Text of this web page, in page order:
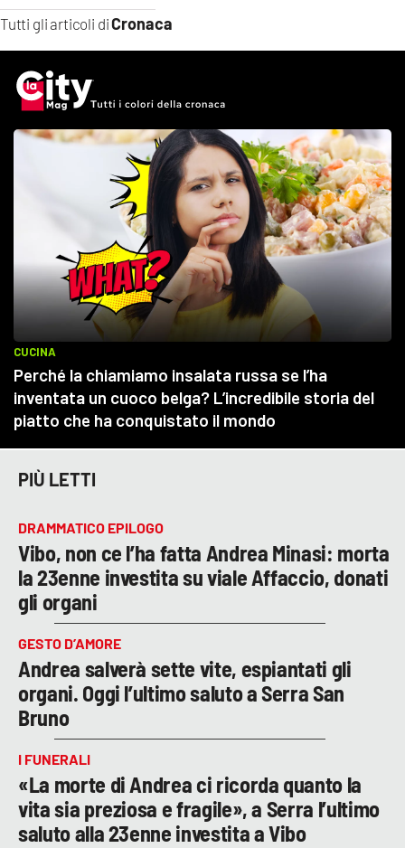
APPLE
Tutti gli articoli diCronaca
PIÙ LETTI
DRAMMATICO EPILOGO
Vibo, non ce l’ha fatta Andrea Minasi: morta
la 23enne investita su viale Affaccio, donati
gli organi
GESTO D’AMORE
Andrea salverà sette vite, espiantati gli
organi. Oggi l’ultimo saluto a Serra San
Bruno
I FUNERALI
«La morte di Andrea ci ricorda quanto la
vita sia preziosa e fragile», a Serra l’ultimo
saluto alla 23enne investita a Vibo